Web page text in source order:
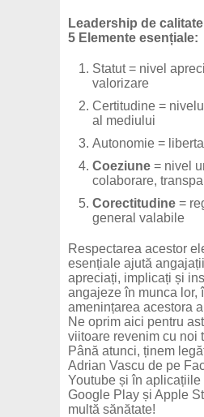
Leadership de calitate
5 Elemente esențiale:
Statut = nivel
valorizare
Certitudine =
al mediului
Autonomie =
Coeziune = nivel
colaborare,
Corectitudine =
general valabile
Respectarea acestor
esențiale ajută
apreciați, implicați și
angajeze în munca lor,
amenințarea acestora
Ne oprim aici pentru
viitoare revenim cu noi
Până atunci, ținem
Adrian Vascu de pe
Youtube și în aplicațiile
Google Play și Apple
multă sănătate!